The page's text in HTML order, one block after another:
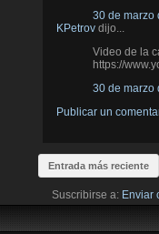
30 de marzo
KPetrov dijo...
Video de la
https://
30 de marzo
Publicar un
Entrada más reciente
Suscribirse a: Enviar